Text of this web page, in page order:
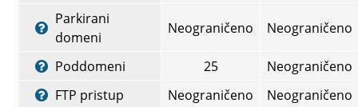
Parkirani
domeni
Neograničeno Neograničeno
Poddomeni 25
Neograničeno
FTP pristup
Neograničeno
Neograničeno